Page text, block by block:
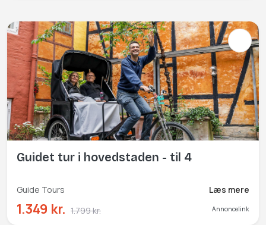
Guidet tur i hovedstaden - til 4
Guide Tours Læs mere
1.349 kr. 1.799 kr. Annoncelink